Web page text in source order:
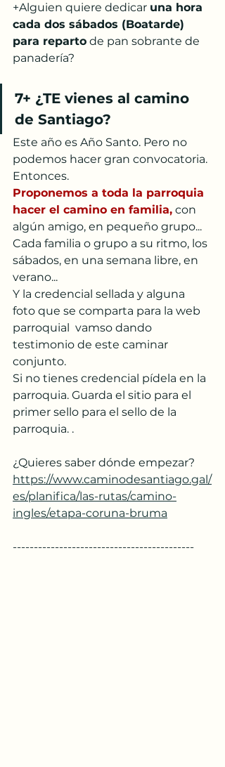
+Alguien quiere dedicar una hora
cada dos sábados (Boatarde)
para reparto de pan sobrante de
panadería?
7+ ¿TE vienes al camino
de Santiago?
Este año es Año Santo. Pero no
podemos hacer gran convocatoria.
Entonces.
Proponemos a toda la parroquia
hacer el camino en familia, con
algún amigo, en pequeño grupo...
Cada familia o grupo a su ritmo, los
sábados, en una semana libre, en
verano...
Y la credencial sellada y alguna
foto que se comparta para la web
parroquial  vamso dando
testimonio de este caminar
conjunto.
Si no tienes credencial pídela en la
parroquia. Guarda el sitio para el
primer sello para el sello de la
parroquia. .
¿Quieres saber dónde empezar?
https://www.caminodesantiago.gal/
es/planifica/las-rutas/camino-
ingles/etapa-coruna-bruma
-------------------------------------------